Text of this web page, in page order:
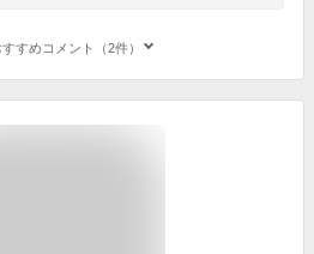
すめコメント（2件）